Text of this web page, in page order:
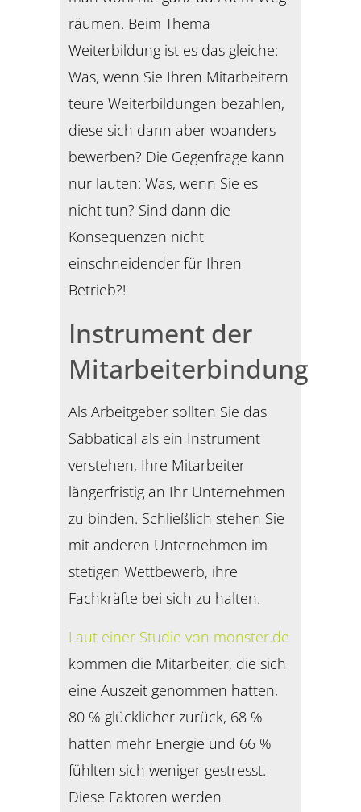
räumen. Beim Thema
Weiterbildung ist es das gleiche:
Was, wenn Sie Ihren Mitarbeitern
teure Weiterbildungen bezahlen,
diese sich dann aber woanders
bewerben? Die Gegenfrage kann
nur lauten: Was, wenn Sie es
nicht tun? Sind dann die
Konsequenzen nicht
einschneidender für Ihren
Betrieb?!
Instrument der
Mitarbeiterbindung
Als Arbeitgeber sollten Sie das
Sabbatical als ein Instrument
verstehen, Ihre Mitarbeiter
längerfristig an Ihr Unternehmen
zu binden. Schließlich stehen Sie
mit anderen Unternehmen im
stetigen Wettbewerb, ihre
Fachkräfte bei sich zu halten.
Laut einer Studie von monster.de
kommen die Mitarbeiter, die sich
eine Auszeit genommen hatten,
80 % glücklicher zurück, 68 %
hatten mehr Energie und 66 %
fühlten sich weniger gestresst.
Diese Faktoren werden